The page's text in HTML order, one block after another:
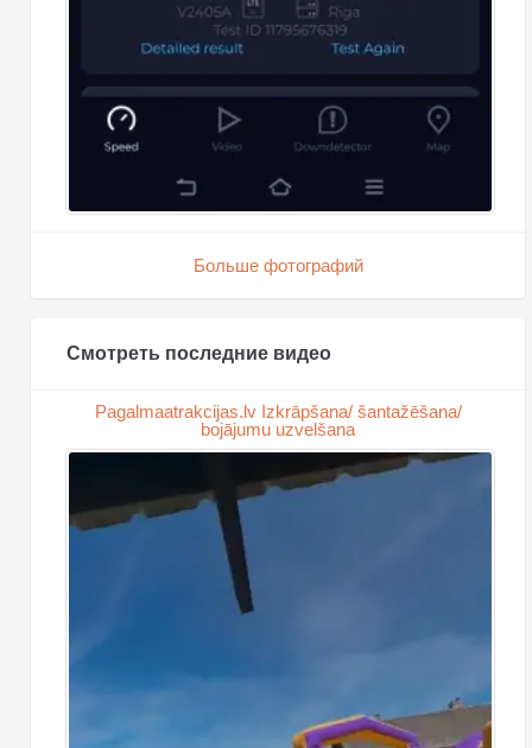
Больше фотографий
Смотреть последние видео
Pagalmaatrakcijas.lv Izkrāpšana/ šantažēšana/
bojājumu uzvelšana